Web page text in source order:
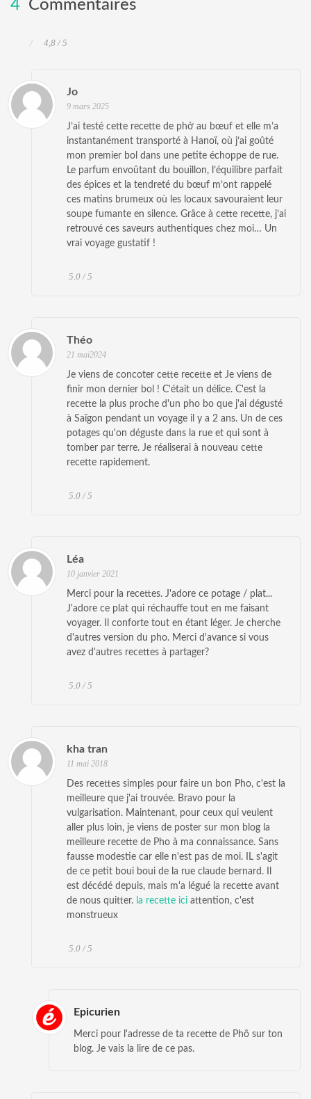
4 Commentaires
4,8 / 5
Jo
9 mars 2025
J’ai testé cette recette de phở au bœuf et elle m’a
instantanément transporté à Hanoï, où j’ai goûté
mon premier bol dans une petite échoppe de rue.
Le parfum envoûtant du bouillon, l’équilibre parfait
des épices et la tendreté du bœuf m’ont rappelé
ces matins brumeux où les locaux savouraient leur
soupe fumante en silence. Grâce à cette recette, j’ai
retrouvé ces saveurs authentiques chez moi… Un
vrai voyage gustatif !
5.0 / 5
Théo
21 mai2024
Je viens de concoter cette recette et Je viens de
finir mon dernier bol ! C'était un délice. C'est la
recette la plus proche d'un pho bo que j'ai dégusté
à Saïgon pendant un voyage il y a 2 ans. Un de ces
potages qu'on déguste dans la rue et qui sont à
tomber par terre. Je réaliserai à nouveau cette
recette rapidement.
5.0 / 5
Léa
10 janvier 2021
Merci pour la recettes. J'adore ce potage / plat...
J'adore ce plat qui réchauffe tout en me faisant
voyager. Il conforte tout en étant léger. Je cherche
d'autres version du pho. Merci d'avance si vous
avez d'autres recettes à partager?
5.0 / 5
kha tran
11 mai 2018
Des recettes simples pour faire un bon Pho, c'est la
meilleure que j'ai trouvée. Bravo pour la
vulgarisation. Maintenant, pour ceux qui veulent
aller plus loin, je viens de poster sur mon blog la
meilleure recette de Pho à ma connaissance. Sans
fausse modestie car elle n'est pas de moi. IL s'agit
de ce petit boui boui de la rue claude bernard. Il
est décédé depuis, mais m'a légué la recette avant
de nous quitter. la recette ici attention, c'est
monstrueux
5.0 / 5
Epicurien
Merci pour l'adresse de ta recette de Phô sur ton
blog. Je vais la lire de ce pas.